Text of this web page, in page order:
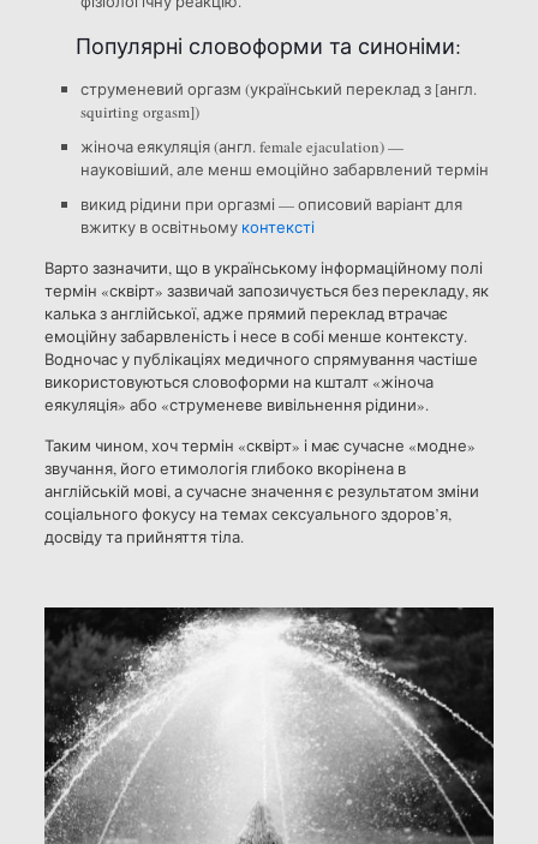
Популярні словоформи та синоніми:
струменевий оргазм (український переклад з [англ.
squirting orgasm])
жіноча еякуляція (англ. female ejaculation) —
науковіший, але менш емоційно забарвлений термін
викид рідини при оргазмі — описовий варіант для
вжитку в освітньому контексті
Варто зазначити, що в українському інформаційному полі
термін «сквірт» зазвичай запозичується без перекладу, як
калька з англійської, адже прямий переклад втрачає
емоційну забарвленість і несе в собі менше контексту.
Водночас у публікаціях медичного спрямування частіше
використовуються словоформи на кшталт «жіноча
еякуляція» або «струменеве вивільнення рідини».
Таким чином, хоч термін «сквірт» і має сучасне «модне»
звучання, його етимологія глибоко вкорінена в
англійській мові, а сучасне значення є результатом зміни
соціального фокусу на темах сексуального здоров’я,
досвіду та прийняття тіла.